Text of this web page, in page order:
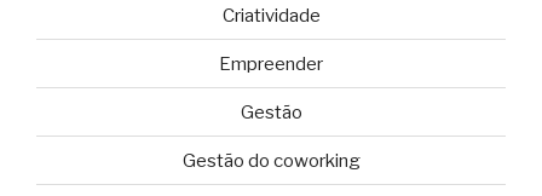
Criatividade
Empreender
Gestão
Gestão do coworking